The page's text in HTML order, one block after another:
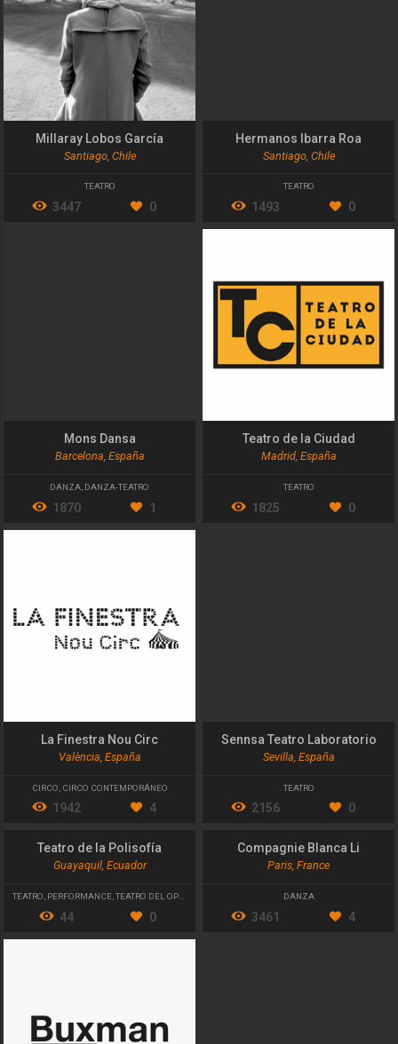
Millaray Lobos García
Santiago, Chile
TEATRO
3447 0
Hermanos Ibarra Roa
Santiago, Chile
TEATRO
1493 0
Mons Dansa
Barcelona, España
DANZA DANZA-TEATRO
1870 1
Teatro de la Ciudad
Madrid, España
TEATRO
1825 0
La Finestra Nou Circ
València, España
CIRCO CIRCO CONTEMPORÁNEO
1942 4
Sennsa Teatro Laboratorio
Sevilla, España
TEATRO
2156 0
Teatro de la Polisofía
Guayaquil, Ecuador
TEATRO PERFORMANCE TEATRO DEL OPRIMIDO
44 0
Compagnie Blanca Li
Paris, France
DANZA
3461 4